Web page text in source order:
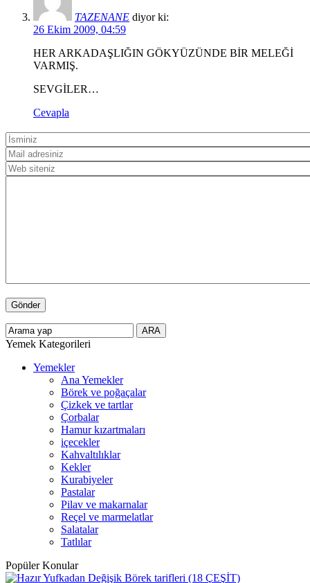
TAZENANE diyor ki:
26 Ekim 2009, 04:59
HER ARKADAŞLIĞIN GÖKYÜZÜNDE BİR MELEĞİ
VARMIŞ.
SEVGİLER…
Cevapla
Yemek Kategorileri
Yemekler
Ana Yemekler
Börek ve poğaçalar
Çizkek ve tartlar
Çorbalar
Hamur kızartmaları
içecekler
Kahvaltılıklar
Kekler
Kurabiyeler
Pastalar
Pilav ve makarnalar
Reçel ve marmelatlar
Salatalar
Tatlılar
Popüler Konular